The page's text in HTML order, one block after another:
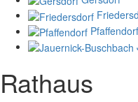
Pfaffendorf
Rathaus